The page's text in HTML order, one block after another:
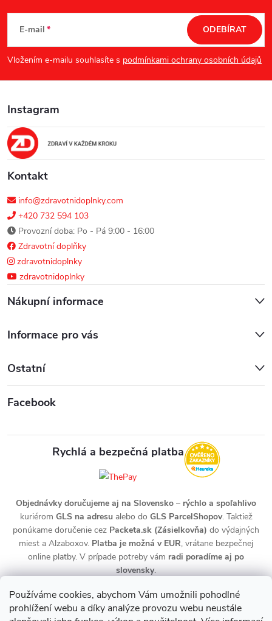
Používáme cookies, abychom Vám umožnili pohodlné
prohlížení webu a díky analýze provozu webu neustále
p
a
t
E-mail
Vložením e-mailu souhlasíte s podmínkami ochrany osobních údajů
ODEBÍRAT
Instagram
Kontakt
info@zdravotnidoplnky.com
+420 732 594 103
Provozní doba: Po - Pá 9:00 - 16:00
Zdravotní doplňky
zdravotnidoplnky
zdravotnidoplnky
Nákupní informace
Informace pro vás
Ostatní
Facebook
Rychlá a bezpečná platba
Objednávky doručujeme aj na Slovensko – rýchlo a spoľahlivo
kuriérom GLS na adresualebo do GLS ParcelShopov. Taktiež
ponúkame doručenie cez Packeta.sk (Zásielkovňa) do výdajných
miest a Alzaboxov. Platba je možná v EUR, vrátane bezpečnej
online platby. V prípade potreby vám radi poradíme aj po
slovensky.